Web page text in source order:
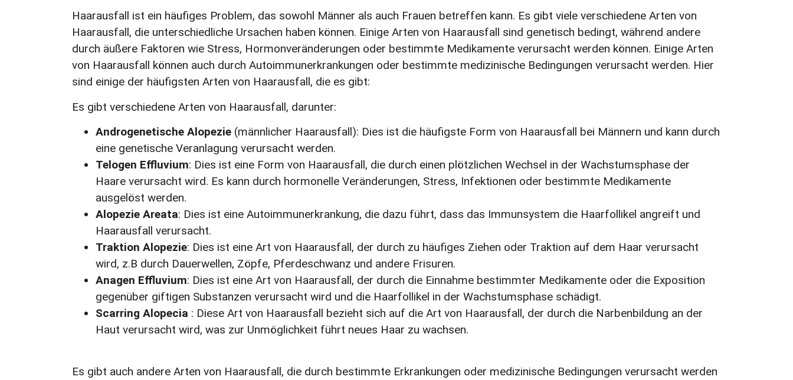
Haarausfall ist ein häufiges Problem, das sowohl Männer als auch Frauen betreffen kann. Es gibt viele verschiedene Arten von
Haarausfall, die unterschiedliche Ursachen haben können. Einige Arten von Haarausfall sind genetisch bedingt, während andere
durch äußere Faktoren wie Stress, Hormonveränderungen oder bestimmte Medikamente verursacht werden können. Einige Arten
von Haarausfall können auch durch Autoimmunerkrankungen oder bestimmte medizinische Bedingungen verursacht werden. Hier
sind einige der häufigsten Arten von Haarausfall, die es gibt:
Es gibt verschiedene Arten von Haarausfall, darunter:
Androgenetische Alopezie (männlicher Haarausfall): Dies ist die häufigste Form von Haarausfall bei Männern und kann durch
eine genetische Veranlagung verursacht werden.
Telogen Effluvium: Dies ist eine Form von Haarausfall, die durch einen plötzlichen Wechsel in der Wachstumsphase der
Haare verursacht wird. Es kann durch hormonelle Veränderungen, Stress, Infektionen oder bestimmte Medikamente
ausgelöst werden.
Alopezie Areata: Dies ist eine Autoimmunerkrankung, die dazu führt, dass das Immunsystem die Haarfollikel angreift und
Haarausfall verursacht.
Traktion Alopezie: Dies ist eine Art von Haarausfall, der durch zu häufiges Ziehen oder Traktion auf dem Haar verursacht
wird, z.B durch Dauerwellen, Zöpfe, Pferdeschwanz und andere Frisuren.
Anagen Effluvium: Dies ist eine Art von Haarausfall, der durch die Einnahme bestimmter Medikamente oder die Exposition
gegenüber giftigen Substanzen verursacht wird und die Haarfollikel in der Wachstumsphase schädigt.
Scarring Alopecia : Diese Art von Haarausfall bezieht sich auf die Art von Haarausfall, der durch die Narbenbildung an der
Haut verursacht wird, was zur Unmöglichkeit führt neues Haar zu wachsen.
Es gibt auch andere Arten von Haarausfall, die durch bestimmte Erkrankungen oder medizinische Bedingungen verursacht werden